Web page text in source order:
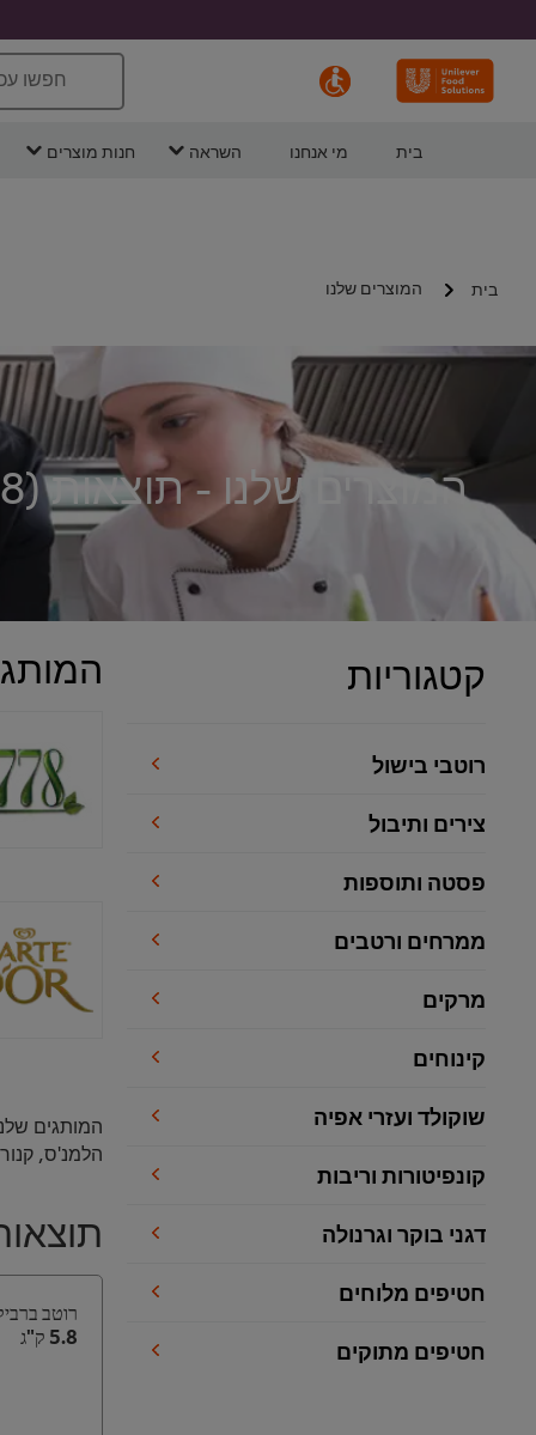
חפשו
בית מי אנחנו השראה חנות מוצרים
בית המוצרים שלנו
המוצרים שלנו - תוצאות (
קטגוריות
רוטבי בישול
צירים ותיבול
פסטה ותוספות
ממרחים ורטבים
מרקים
קינוחים
שוקולד ועזרי אפיה
קונפיטורות וריבות
דגני בוקר וגרנולה
חטיפים מלוחים
חטיפים מתוקים
המותגים
הלמנ'ס,
רוטב
5.8 ק"ג